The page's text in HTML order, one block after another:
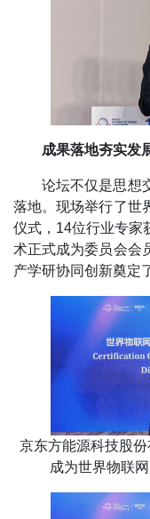
成果落地夯实发
论坛不仅是思想
落地。现场举行了世
仪式，14位行业专家
术正式成为委员会会
产学研协同创新奠定
京东方能源科技股
成为世界物联